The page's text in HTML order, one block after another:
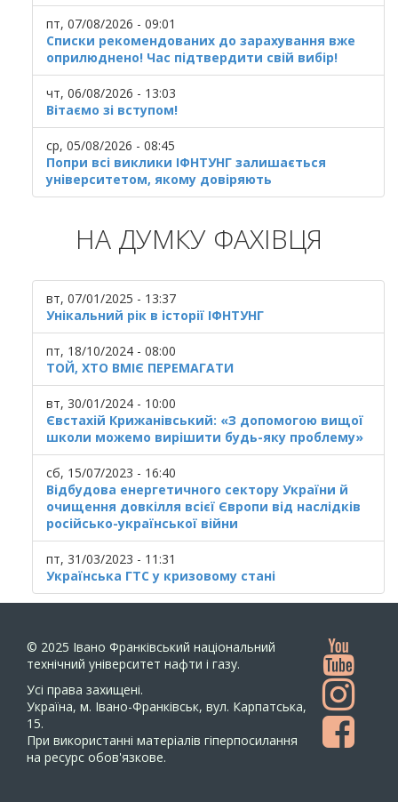
пт, 07/08/2026 - 09:01
Списки рекомендованих до зарахування вже
оприлюднено! Час підтвердити свій вибір!
чт, 06/08/2026 - 13:03
Вітаємо зі вступом!
ср, 05/08/2026 - 08:45
Попри всі виклики ІФНТУНГ залишається
університетом, якому довіряють
НА ДУМКУ ФАХІВЦЯ
вт, 07/01/2025 - 13:37
Унікальний рік в історії ІФНТУНГ
пт, 18/10/2024 - 08:00
ТОЙ, ХТО ВМІЄ ПЕРЕМАГАТИ
вт, 30/01/2024 - 10:00
Євстахій Крижанівський: «З допомогою вищої
школи можемо вирішити будь-яку проблему»
сб, 15/07/2023 - 16:40
Відбудова енергетичного сектору України й
очищення довкілля всієї Європи від наслідків
російсько-української війни
пт, 31/03/2023 - 11:31
Українська ГТС у кризовому стані
© 2025 Івано Франківський національний
технічний університет нафти і газу.
Усi права захищенi.
Україна, м. Івано-Франківськ, вул. Карпатська,
15.
При використанні матеріалів гіперпосилання
на ресурс обов'язкове.